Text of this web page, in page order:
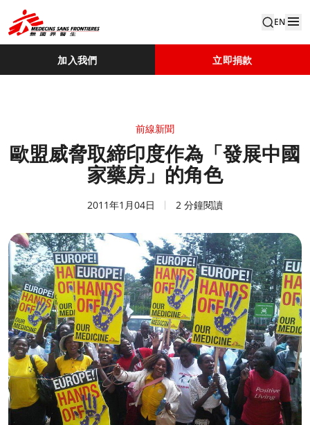
EN
加入我們 立即捐款
前線新聞
歐盟威脅取締印度作為「發展中國
家藥房」的角色
2011年1月04日 2 分鐘閱讀